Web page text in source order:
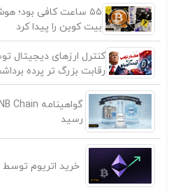
۵۵ ساعت کافی بود؛
بیت کوین را پیدا کرد
کنترل ارزهای دیجیتال
رقابت بزرگ تر پرده
رسید
خرید اتریوم توسط BitMine شدت گرفت